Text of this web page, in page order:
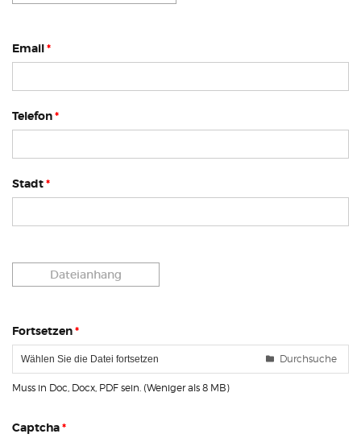
Email*
Telefon*
Stadt*
Dateianhang
Fortsetzen*
Wählen Sie die Datei fortsetzen Durchsuche
Muss in Doc, Docx, PDF sein. (Weniger als 8 MB)
Captcha*